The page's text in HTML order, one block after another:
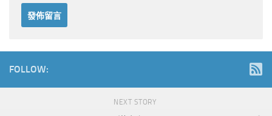
FOLLOW:
NEXT STORY